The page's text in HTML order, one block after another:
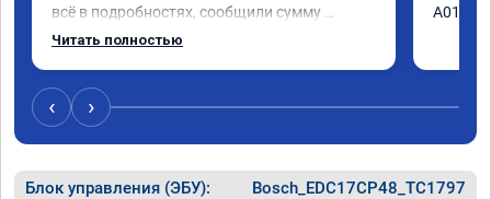
всё в подробностях, сообщили сумму
записали. Приехал в назначенное время 2.5
ао11462 ,знают своё дело рекомендую 👍
Читать полностью
‹ ›
Блок управления (ЭБУ): Bosch_EDC17CP48_TC1797